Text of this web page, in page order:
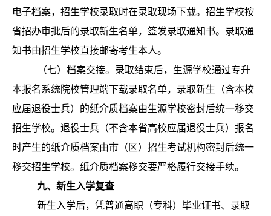
电子档案，招生学校录取时在录取现场下载。招生学校按
省招办审批后的录取新生名单，签发录取通知书。录取通
知书由招生学校直接邮寄考生本人。
（七）档案交接。录取结束后，生源学校通过专升
本报名系统院校管理端下载录取名单，录取新生（含本校
应届退役士兵）的纸介质档案由生源学校密封后统一移交
招生学校。退役士兵（不含本省高校应届退役士兵）报名
时产生的纸介质档案由市（区）招生考试机构密封后统一
移交招生学校。纸介质档案移交要严格履行交接手续。
九、新生入学复查
新生入学后，凭普通高职（专科）毕业证书、录取